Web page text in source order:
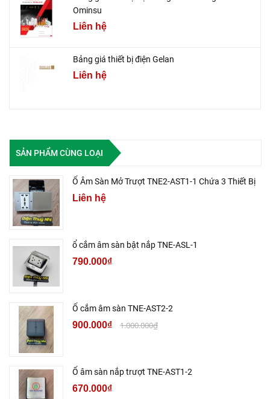
Ominsu
Liên hệ
Bảng giá thiết bị điện Gelan
Liên hệ
SẢN PHẨM CÙNG LOẠI
Ổ Âm Sàn Mở Trượt TNE2-AST1-1 Chứa 3 Thiết Bị
Liên hệ
ổ cắm âm sàn bật nắp TNE-ASL-1
790.000₫
Ổ cắm âm sàn TNE-AST2-2
900.000₫ 1.000.000₫
Ổ âm sàn nắp trượt TNE-AST1-2
670.000₫